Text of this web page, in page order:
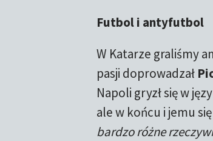
Futbol i antyfutbol
W Katarze graliśmy
pasji doprowadzał
Napoli gryzł się w
ale w końcu i jemu się
bardzo różne